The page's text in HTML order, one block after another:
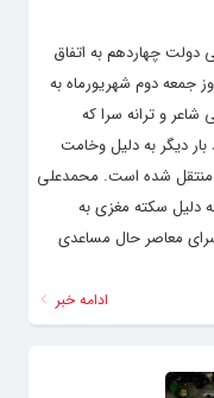
چهاردهم به اتفاق
جمعه دوم شهریورماه به
و ترانه سرا که
دیگر به دلیل وخامت
منتقل شده است. محمدعلی
دلیل سکته مغزی به
سرای معاصر حال مساعدی
ادامه خبر